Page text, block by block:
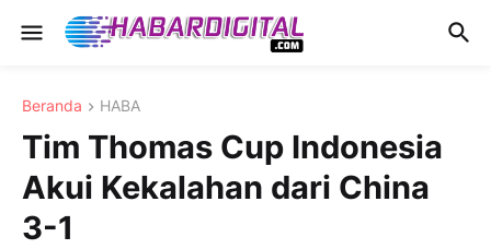
Beranda HABA
Tim Thomas Cup Indonesia
Akui Kekalahan dari China
3-1